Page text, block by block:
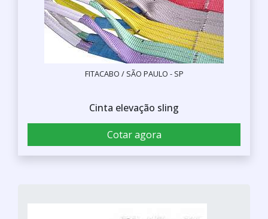
FITACABO / SÃO PAULO - SP
Cinta elevação sling
Cotar agora